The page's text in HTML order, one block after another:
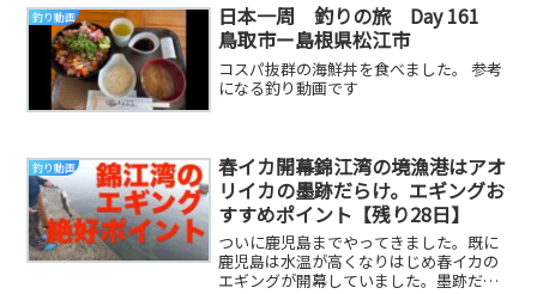
釣り動画
日本一周 釣りの旅 Day 161
鳥取市ー島根県松江市
コスパ抜群の海鮮丼を食べました。 参考
になる釣り動画です
釣り動画
春イカ開幕錦江湾の境漁港はアオ
リイカの墨跡だらけ。エギングお
すすめポイント【残り28日】
ついに鹿児島までやってきました。既に
鹿児島は水温が高くなりはじめ春イカの
エギングが開幕していました。墨跡だら